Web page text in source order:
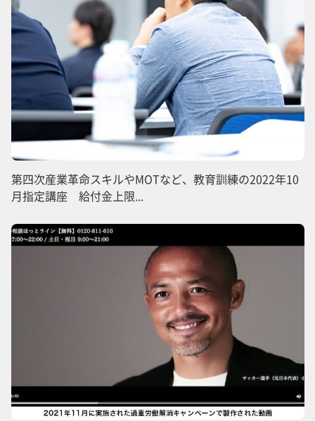
第四次産業革命スキルやMOTなど、教育訓練の2022年10
月指定講座 給付金上限...